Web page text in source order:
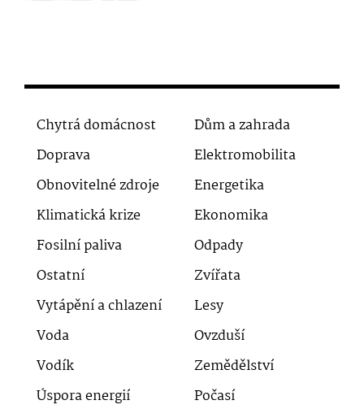
Chytrá domácnost
Dům a zahrada
Doprava
Elektromobilita
Obnovitelné zdroje
Energetika
Klimatická krize
Ekonomika
Fosilní paliva
Odpady
Ostatní
Zvířata
Vytápění a chlazení
Lesy
Voda
Ovzduší
Vodík
Zemědělství
Úspora energií
Počasí